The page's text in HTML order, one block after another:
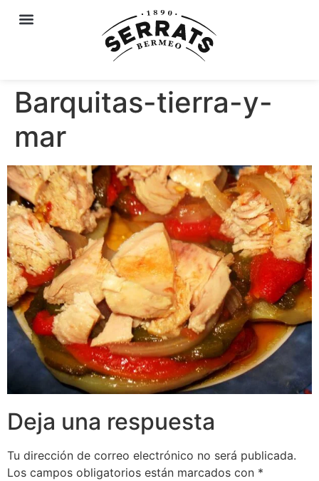
Barquitas-tierra-y-
mar
Deja una respuesta
Tu dirección de correo electrónico no será publicada.
Los campos obligatorios están marcados con *